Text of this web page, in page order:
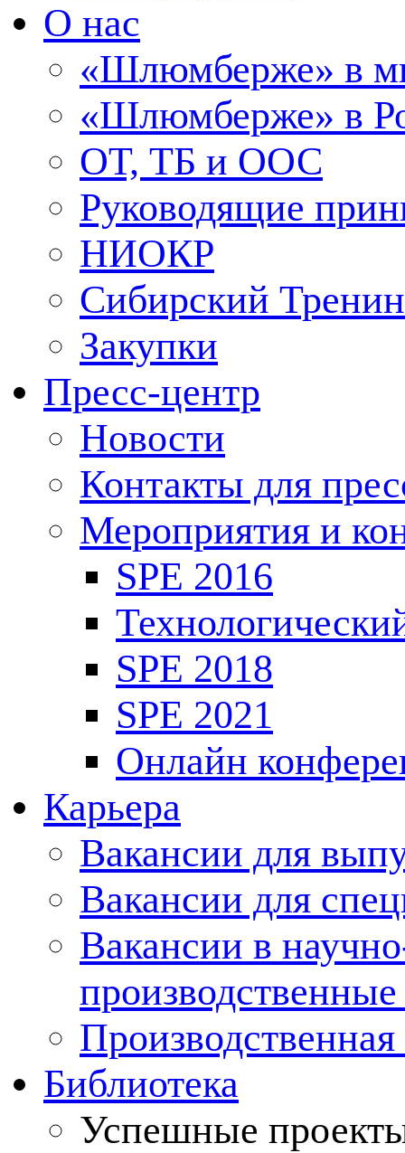
О нас
«Шлюмберже» в
«Шлюмберже» в
ОТ, ТБ и ООС
Руководящие
НИОКР
Сибирский
Закупки
Пресс-центр
Новости
Контакты для
Мероприятия и
SPE 2016
SPE 2018
SPE 2021
Онлайн
Карьера
Вакансии для
Вакансии для
Вакансии в
Производственная
Библиотека
Успешные